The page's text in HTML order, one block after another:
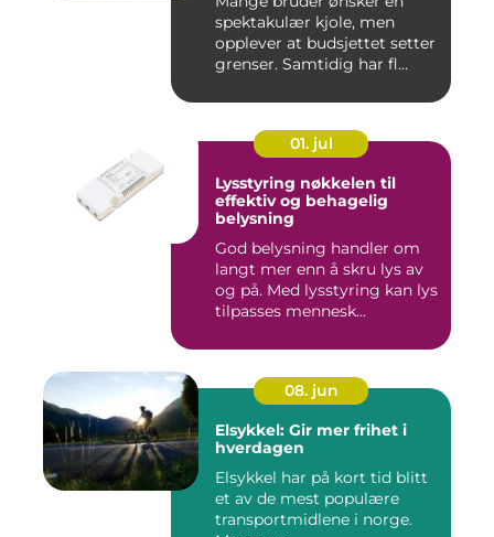
spektakulær kjole, men
opplever at budsjettet setter
grenser. Samtidig har fl...
01. jul
Lysstyring nøkkelen til
effektiv og behagelig
belysning
God belysning handler om
langt mer enn å skru lys av
og på. Med lysstyring kan lys
tilpasses mennesk...
08. jun
Elsykkel: Gir mer frihet i
hverdagen
Elsykkel har på kort tid blitt
et av de mest populære
transportmidlene i norge.